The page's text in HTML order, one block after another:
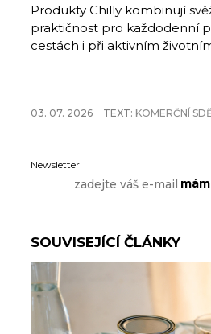
Produkty Chilly kombinují
praktičnost pro každodenní
cestách i při aktivním
03. 07. 2026 TEXT: KOMERČNÍ
Newsletter
SOUVISEJÍCÍ ČLÁNKY